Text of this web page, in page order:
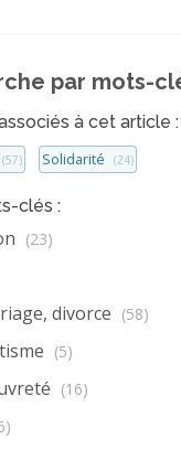
par mots-
à cet article :
(57) Solidarité (24)
clés :
(23)
divorce (58)
(5)
(16)